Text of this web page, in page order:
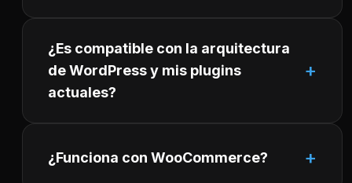
¿Es compatible con la arquitectura
de WordPress y mis plugins
actuales?
¿Funciona con WooCommerce?